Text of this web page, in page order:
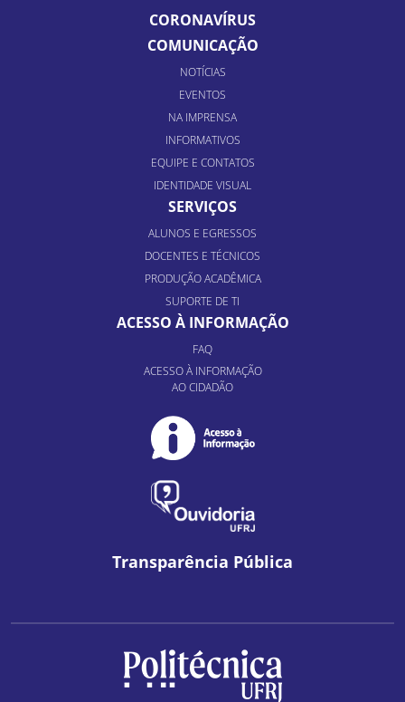
CORONAVÍRUS
COMUNICAÇÃO
NOTÍCIAS
EVENTOS
NA IMPRENSA
INFORMATIVOS
EQUIPE E CONTATOS
IDENTIDADE VISUAL
SERVIÇOS
ALUNOS E EGRESSOS
DOCENTES E TÉCNICOS
PRODUÇÃO ACADÊMICA
SUPORTE DE TI
ACESSO À INFORMAÇÃO
FAQ
ACESSO À INFORMAÇÃO
AO CIDADÃO
Transparência Pública